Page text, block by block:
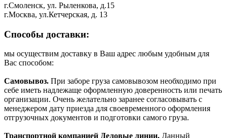
г.Смоленск, ул. Рыленкова, д.15
г.Москва, ул.Кетчерская, д. 13
Способы доставки:
мы осуществим доставку в Ваш адрес любым удобным для
Вас способом:
Самовывоз. При заборе груза самовывозом необходимо при
себе иметь надлежаще оформленную доверенность или печать
организации. Очень желательно заранее согласовывать с
менеджером дату приезда для своевременного оформления
отгрузочных документов и подготовки самого груза.
Транспортной компанией Деловые линии. Данный